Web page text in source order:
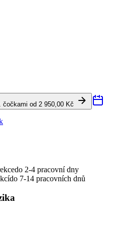
čočkami od 2 950,00 Kč
do 2-4 pracovní dny
do 7-14 pracovních dnů